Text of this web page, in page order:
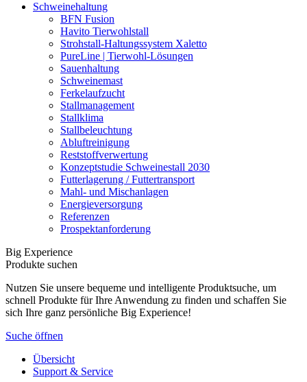
Schweinehaltung
BFN Fusion
Havito Tierwohlstall
Strohstall-Haltungssystem Xaletto
PureLine | Tierwohl-Lösungen
Sauenhaltung
Schweinemast
Ferkelaufzucht
Stallmanagement
Stallklima
Stallbeleuchtung
Abluftreinigung
Reststoffverwertung
Konzeptstudie Schweinestall 2030
Futterlagerung / Futtertransport
Mahl- und Mischanlagen
Energieversorgung
Referenzen
Prospektanforderung
Big Experience
Produkte suchen
Nutzen Sie unsere bequeme und intelligente Produktsuche, um
schnell Produkte für Ihre Anwendung zu finden und schaffen Sie
sich Ihre ganz persönliche Big Experience!
Suche öffnen
Übersicht
Support & Service